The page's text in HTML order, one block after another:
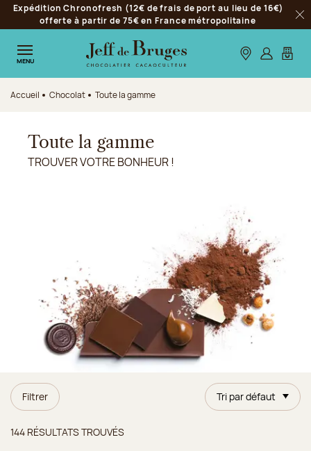
Aller à la navigation
Aller au contenu principal
Aller au pied de page
Expédition Chronofresh (12€ de frais de port au lieu de 16€)
offerte à partir de 75€ en France métropolitaine
MENU Nos boutiques
S’identifier
Mon
Accueil Chocolat Toute la gamme
Toute la gamme
TROUVER VOTRE BONHEUR !
Filtrer Tri par défaut
144 RÉSULTATS TROUVÉS